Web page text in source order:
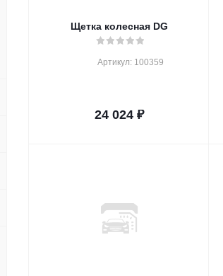
Щетка колесная DG
Артикул: 100359
24 024₽